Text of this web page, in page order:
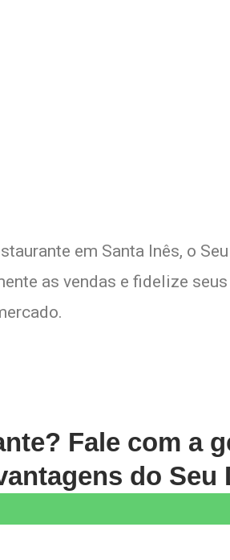
em Santa Inês, o
as vendas e fidelize
Fale com a
do Seu